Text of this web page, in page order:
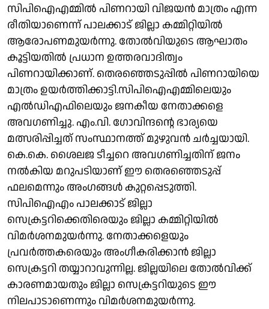
സിപിഐഎമ്മിൽ പിണറായി വിജയൻ മാത്രം എന്ന
രീതിയാണെന്ന് പാലക്കാട് ജില്ലാ കമ്മിറ്റിയിൽ
ആരോപണമുയർന്നു. തോൽവിയുടെ ആഘാതം
കൂട്ടിയതിൽ പ്രധാന ഉത്തരവാദിത്വം
പിണറായിക്കാണ്. തെരഞ്ഞെടുപ്പിൽ പിണറായിയെ
മാത്രം ഉയർത്തിക്കാട്ടി.സിപിഐഎമ്മിലെയും
എൽഡിഎഫിലെയും ജനകീയ നേതാക്കളെ
അവഗണിച്ചു. എം.വി. ഗോവിന്ദൻ്റെ ഭാര്യയെ
മത്സരിപ്പിച്ചത് സംസ്ഥാനത്ത് മുഴുവൻ ചർച്ചയായി.
കെ.കെ. ശൈലജ ടീച്ചറെ അവഗണിച്ചതിന് ജനം
നൽകിയ മറുപടിയാണ് ഈ തെരഞ്ഞെടുപ്പ്
ഫലമെന്നും അംഗങ്ങൾ കുറ്റപ്പെടുത്തി.
സിപിഐഎം പാലക്കാട് ജില്ലാ
സെക്രട്ടറിക്കെതിരെയും ജില്ലാ കമ്മിറ്റിയിൽ
വിമർശനമുയർന്നു. നേതാക്കളെയും
പ്രവർത്തകരെയും അംഗീകരിക്കാൻ ജില്ലാ
സെക്രട്ടറി തയ്യാറാവുന്നില്ല. ജില്ലയിലെ തോൽവിക്ക്
കാരണമായതും ജില്ലാ സെക്രട്ടറിയുടെ ഈ
നിലപാടാണെന്നും വിമർശനമുയർന്നു.